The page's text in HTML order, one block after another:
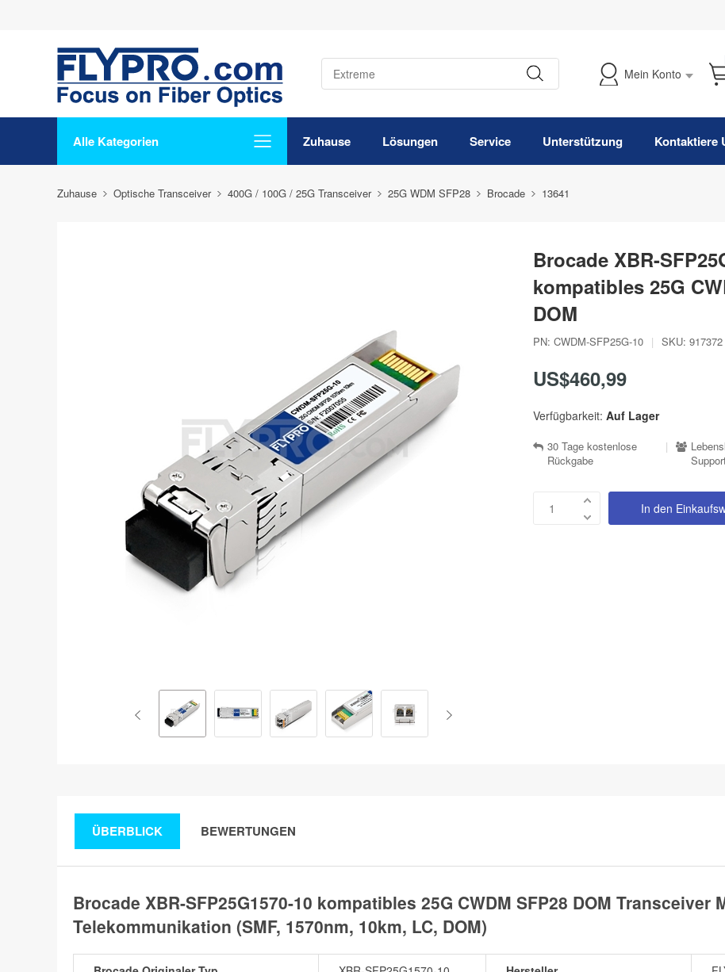
Mein Konto
Alle Kategorien Zuhause Lösungen Service Unterstützung Kontaktiere
Zuhause Optische Transceiver 400G / 100G / 25G Transceiver 25G WDM SFP28 Brocade 13641
Brocade XBR-
kompatibles 25G
DOM
PN: CWDM-SFP25G-10 | SKU: 917372
US$460,99
Verfügbarkeit: Auf Lager
30 Tage kostenlose
Rückgabe
|
In den
ÜBERBLICK BEWERTUNGEN
Brocade XBR-SFP25G1570-10 kompatibles 25G CWDM SFP28 DOM
Telekommunikation (SMF, 1570nm, 10km, LC, DOM)